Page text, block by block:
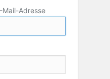
Mail-Adresse